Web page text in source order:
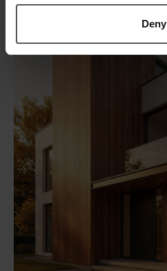
Deny
facatec@mage-roof.com